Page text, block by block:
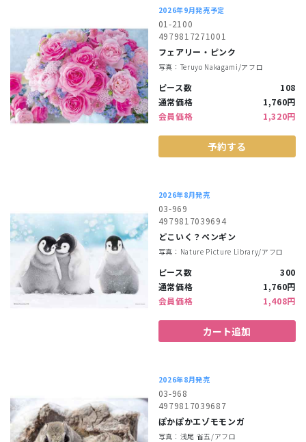
2026年9月発売予定
01-2100
4979817271001
フェアリー・ピンク
写真：Teruyo Nakagami/アフロ
ピース数
108
通常価格
1,760円
会員価格
1,320円
予約する
2026年8月発売
03-969
4979817039694
どこいく？ペンギン
写真：Nature Picture Library/アフロ
ピース数
300
通常価格
1,760円
会員価格
1,408円
カート追加
2026年8月発売
03-968
4979817039687
ぽかぽかエゾモモンガ
写真：浅尾 省五/アフロ